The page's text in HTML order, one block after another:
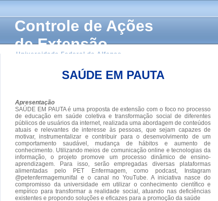
Controle de Ações
de Extensão
Universidade Federal de Alfenas
SAÚDE EM PAUTA
Apresentação
SAÚDE EM PAUTA é uma proposta de extensão com o foco no processo
de educação em saúde coletiva e transformação social de diferentes
públicos de usuários da internet, realizada uma abordagem de conteúdos
atuais e relevantes de interesse às pessoas, que sejam capazes de
motivar, instrumentalizar e contribuir para o desenvolvimento de um
comportamento saudável, mudança de hábitos e aumento de
conhecimento. Utilizando meios de comunicação online e tecnologias da
informação, o projeto promove um processo dinâmico de ensino-
aprendizagem. Para isso, serão empregadas diversas plataformas
alimentadas pelo PET Enfermagem, como podcast, Instagram
@petenfermagemunifal e o canal no YouTube. A iniciativa nasce do
compromisso da universidade em utilizar o conhecimento científico e
empírico para transformar a realidade social, atuando nas deficiências
existentes e propondo soluções e eficazes para a promoção da saúde